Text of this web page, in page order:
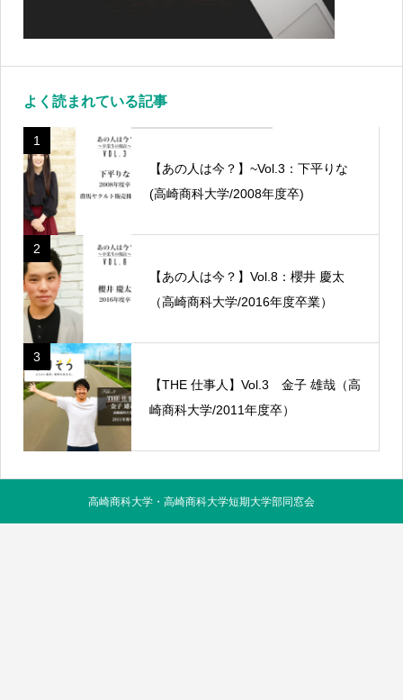
よく読まれている記事
1
【あの人は今？】~Vol.3：下平りな
(高崎商科大学/2008年度卒)
2
【あの人は今？】Vol.8：櫻井 慶太
（高崎商科大学/2016年度卒業）
3
【THE 仕事人】Vol.3 金子 雄哉（高
崎商科大学/2011年度卒）
高崎商科大学・高崎商科大学短期大学部同窓会